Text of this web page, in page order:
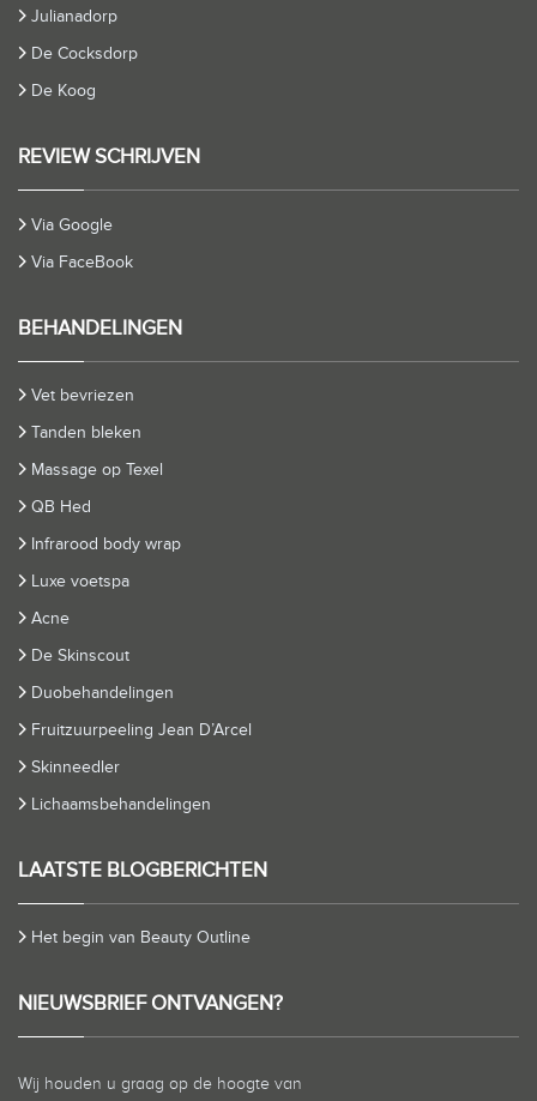
Julianadorp
De Cocksdorp
De Koog
REVIEW SCHRIJVEN
Via Google
Via FaceBook
BEHANDELINGEN
Vet bevriezen
Tanden bleken
Massage op Texel
QB Hed
Infrarood body wrap
Luxe voetspa
Acne
De Skinscout
Duobehandelingen
Fruitzuurpeeling Jean D’Arcel
Skinneedler
Lichaamsbehandelingen
LAATSTE BLOGBERICHTEN
Het begin van Beauty Outline
NIEUWSBRIEF ONTVANGEN?
Wij houden u graag op de hoogte van